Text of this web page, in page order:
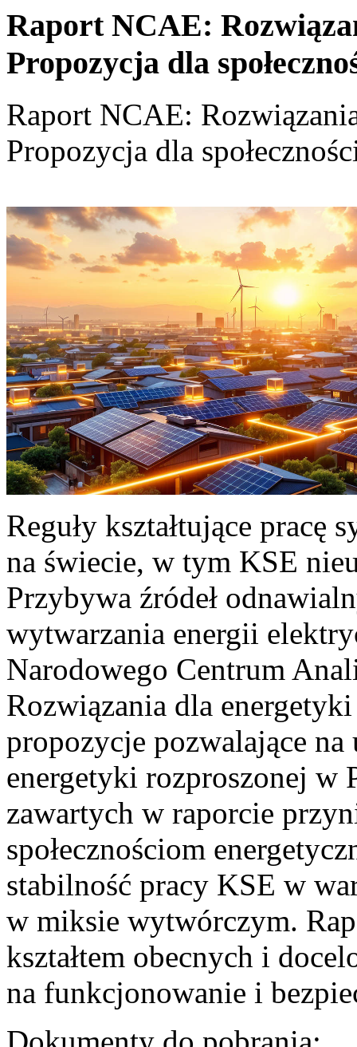
Raport NCAE:
Propozycja dla
Raport NCAE:
Propozycja dla
Reguły kształtujące pracę
na świecie, w tym KSE
Przybywa źródeł
wytwarzania energii
Narodowego Centrum
Rozwiązania dla
propozycje pozwalające
energetyki rozproszonej w
zawartych w raporcie
społecznościom
stabilność pracy KSE w
w miksie wytwórczym.
kształtem obecnych i
na funkcjonowanie i